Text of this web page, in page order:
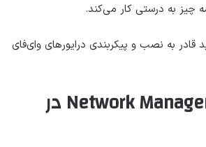
چیز به درستی کار می‌کند.
قادر به نصب و پیکربندی درایورهای وای‌فای
نصب مجدد Network Manager در